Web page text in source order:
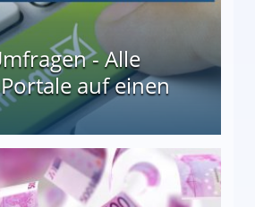
- Alle
auf einen